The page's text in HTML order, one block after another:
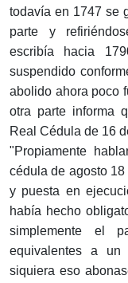
todavía en 1747 se
parte y
escribía hacia
suspendido
abolido ahora poco
otra parte informa
Real Cédula de 16
"Propiamente
cédula de agosto
y puesta en
había hecho
simplemente el
equivalentes a
siquiera eso